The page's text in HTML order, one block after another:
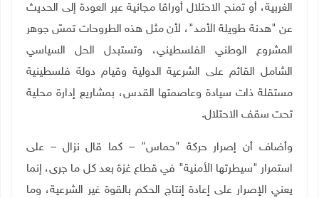
الغربية، أو تمنح الاحتلال أوراقا مجانية عبر العودة إلى الحديث
عن "هدنة طويلة الأمد"، لأن مثل هذه الطروحات تمسّ جوهر
المشروع الوطني الفلسطيني، وتستبدل الحل السياسي
الشامل القائم على الشرعية الدولية وقيام دولة فلسطينية
مستقلة ذات سيادة وعاصمتها القدس، بمشاريع إدارة محلية
تحت سقف الاحتلال.
وأضاف أن إصرار حركة "حماس" – كما قال نزال – على
استمرار "سيطرتها الأمنية" في قطاع غزة بعد كل ما جرى، إنما
يعني الإصرار على إعادة إنتاج الحكم بالقوة غير الشرعية، وما